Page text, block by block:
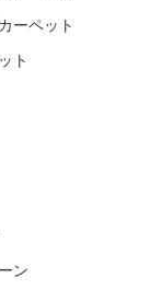
ーペット
ト
ン